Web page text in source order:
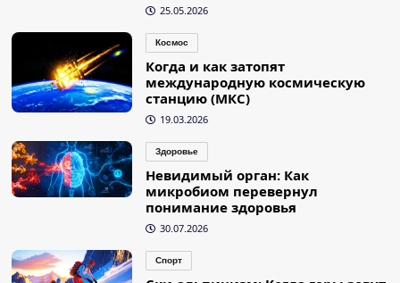
25.05.2026
Космос
Когда и как затопят
международную космическую
станцию (МКС)
19.03.2026
Здоровье
Невидимый орган: Как
микробиом перевернул
понимание здоровья
30.07.2026
Спорт